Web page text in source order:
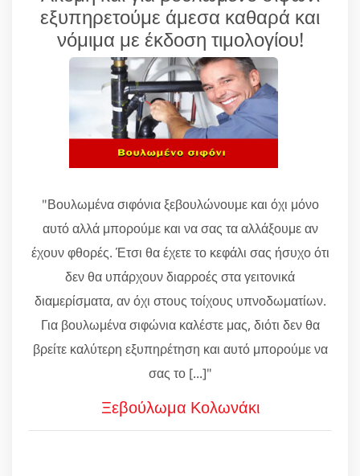
εξυπηρετούμε άμεσα καθαρά και
νόμιμα με έκδοση τιμολογίου!
"Βουλωμένα σιφόνια ξεβουλώνουμε και όχι μόνο
αυτό αλλά μπορούμε και να σας τα αλλάξουμε αν
έχουν φθορές. Έτσι θα έχετε το κεφάλι σας ήσυχο ότι
δεν θα υπάρχουν διαρροές στα γειτονικά
διαμερίσματα, αν όχι στους τοίχους υπνοδωματίων.
Για βουλωμένα σιφώνια καλέστε μας, διότι δεν θα
βρείτε καλύτερη εξυπηρέτηση και αυτό μπορούμε να
σας το [...]"
Ξεβούλωμα Κολωνάκι